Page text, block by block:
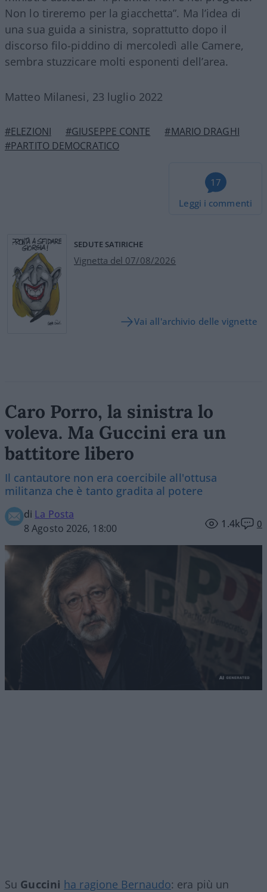
Non lo tireremo per la giacchetta”. Ma l’idea di
una sua guida a sinistra, soprattutto dopo il
discorso filo-piddino di mercoledì alle Camere,
sembra stuzzicare molti esponenti dell’area.
Matteo Milanesi, 23 luglio 2022
#ELEZIONI #GIUSEPPE CONTE
#MARIO DRAGHI
#PARTITO DEMOCRATICO
17
Leggi i commenti
SEDUTE SATIRICHE
Vignetta del 07/08/2026
Vai all'archivio delle vignette
Caro Porro, la sinistra lo
voleva. Ma Guccini era un
battitore libero
Il cantautore non era coercibile all'ottusa
militanza che è tanto gradita al potere
di La Posta
8 Agosto 2026, 18:00
1.4k 0
Su Guccini ha ragione Bernaudo: era più un